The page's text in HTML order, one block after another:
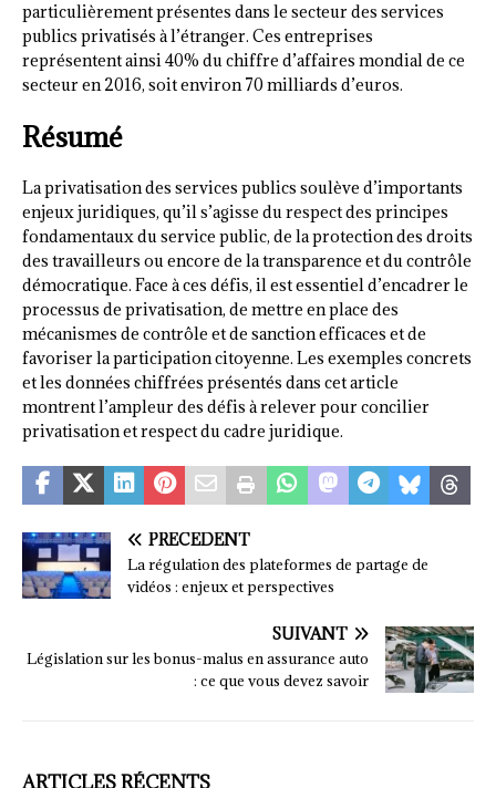
particulièrement présentes dans le secteur des services
publics privatisés à l’étranger. Ces entreprises
représentent ainsi 40% du chiffre d’affaires mondial de ce
secteur en 2016, soit environ 70 milliards d’euros.
Résumé
La privatisation des services publics soulève d’importants
enjeux juridiques, qu’il s’agisse du respect des principes
fondamentaux du service public, de la protection des droits
des travailleurs ou encore de la transparence et du contrôle
démocratique. Face à ces défis, il est essentiel d’encadrer le
processus de privatisation, de mettre en place des
mécanismes de contrôle et de sanction efficaces et de
favoriser la participation citoyenne. Les exemples concrets
et les données chiffrées présentés dans cet article
montrent l’ampleur des défis à relever pour concilier
privatisation et respect du cadre juridique.
PRÉCÉDENT
La régulation des plateformes de partage de
vidéos : enjeux et perspectives
SUIVANT
Législation sur les bonus-malus en assurance auto
: ce que vous devez savoir
ARTICLES RÉCENTS